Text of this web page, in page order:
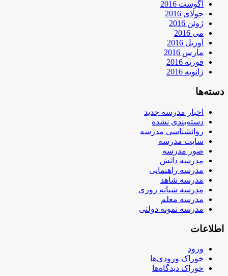
آگوست 2016
جولای 2016
ژوئن 2016
می 2016
آوریل 2016
مارس 2016
فوریه 2016
ژانویه 2016
دسته‌ها
اخبار مدرسه جدید
دسته‌بندی نشده
روانشناسی مدرسه
سایت مدرسه
صور مدرسه
مدرسه دانش
مدرسه راهنمایی
مدرسه شاهد
مدرسه شبانه روزی
مدرسه معلم
مدرسه نمونه دولتی
اطلاعات
ورود
خوراک ورودی‌ها
خوراک دیدگاه‌ها